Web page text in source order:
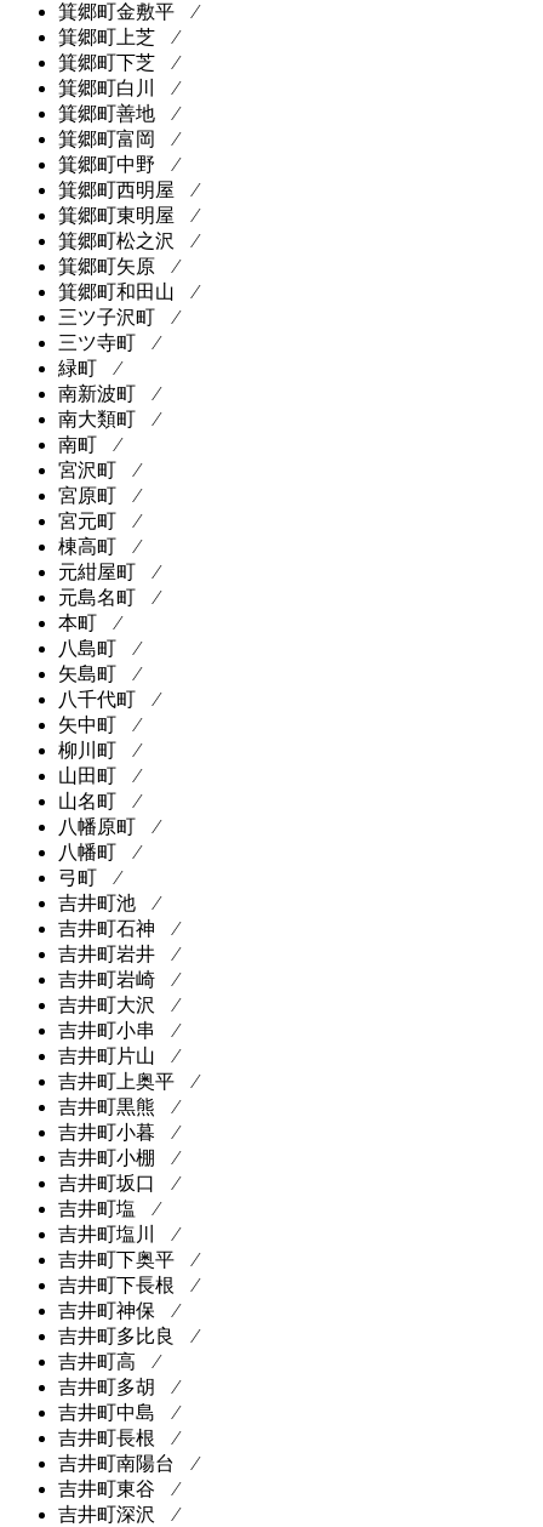
箕郷町金敷平 ⁄
箕郷町上芝 ⁄
箕郷町下芝 ⁄
箕郷町白川 ⁄
箕郷町善地 ⁄
箕郷町富岡 ⁄
箕郷町中野 ⁄
箕郷町西明屋 ⁄
箕郷町東明屋 ⁄
箕郷町松之沢 ⁄
箕郷町矢原 ⁄
箕郷町和田山 ⁄
三ツ子沢町 ⁄
三ツ寺町 ⁄
緑町 ⁄
南新波町 ⁄
南大類町 ⁄
南町 ⁄
宮沢町 ⁄
宮原町 ⁄
宮元町 ⁄
棟高町 ⁄
元紺屋町 ⁄
元島名町 ⁄
本町 ⁄
八島町 ⁄
矢島町 ⁄
八千代町 ⁄
矢中町 ⁄
柳川町 ⁄
山田町 ⁄
山名町 ⁄
八幡原町 ⁄
八幡町 ⁄
弓町 ⁄
吉井町池 ⁄
吉井町石神 ⁄
吉井町岩井 ⁄
吉井町岩崎 ⁄
吉井町大沢 ⁄
吉井町小串 ⁄
吉井町片山 ⁄
吉井町上奥平 ⁄
吉井町黒熊 ⁄
吉井町小暮 ⁄
吉井町小棚 ⁄
吉井町坂口 ⁄
吉井町塩 ⁄
吉井町塩川 ⁄
吉井町下奥平 ⁄
吉井町下長根 ⁄
吉井町神保 ⁄
吉井町多比良 ⁄
吉井町高 ⁄
吉井町多胡 ⁄
吉井町中島 ⁄
吉井町長根 ⁄
吉井町南陽台 ⁄
吉井町東谷 ⁄
吉井町深沢 ⁄